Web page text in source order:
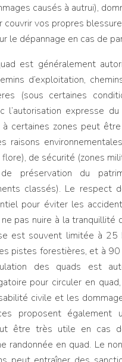
causés à autrui),
couvrir vos propres
le dépannage en cas de
est généralement
d’exploitation,
(sous certaines
l’autorisation expresse du
à certaines zones peut
raisons
de sécurité (zones
préservation du
classés). Le respect
pour éviter les
pas nuire à la tranquillité
est souvent limitée à 25
pistes forestières, et à 90
des quads est
pour circuler en
civile et les
proposent également
être très utile en cas
randonnée en quad. Le